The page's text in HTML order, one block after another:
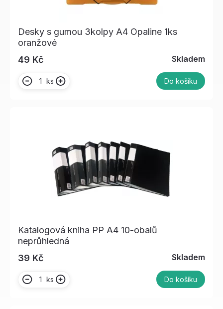
Desky s gumou 3kolpy A4 Opaline 1ks
oranžové
49 Kč
Skladem
ks Do košíku
Katalogová kniha PP A4 10-obalů
neprůhledná
39 Kč
Skladem
ks Do košíku